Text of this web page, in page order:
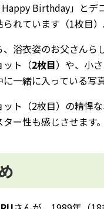
Happy Birthday」と
れています（1枚目）
、浴衣姿のお父さんら
ット（2枚目）や、小
に一緒に入っている写
ト（2枚目）の精悍
ー性も感じさせます。